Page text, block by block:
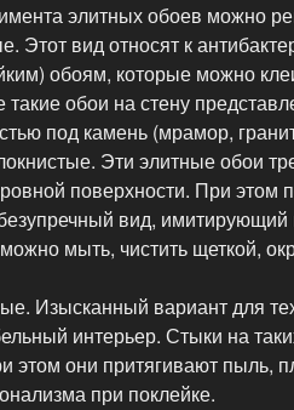
элитных обоев можно
Этот вид относят к
обоям, которые можно
такие обои на стену
под камень (мрамор,
Эти элитные обои
поверхности. При этом
вид, имитирующий
мыть, чистить щеткой,
Изысканный вариант для
интерьер. Стыки на
этом они притягивают пыль,
при поклейке.